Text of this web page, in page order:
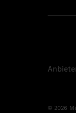
© 2026